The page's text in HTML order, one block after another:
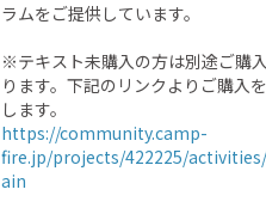
ラムをご提供しています。
※テキスト未購入の方は別途ご購
ります。下記のリンクよりご購入
します。
https://community.camp-
fire.jp/projects/422225/
ain